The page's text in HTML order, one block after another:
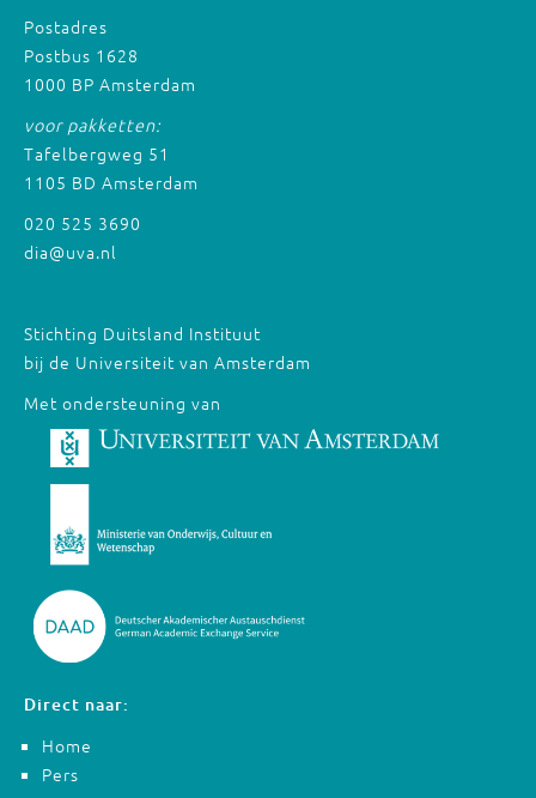
Postadres
Postbus 1628
1000 BP Amsterdam
voor pakketten:
Tafelbergweg 51
1105 BD Amsterdam
020 525 3690
dia@uva.nl
Stichting Duitsland Instituut
bij de Universiteit van Amsterdam
Met ondersteuning van
Direct naar:
Home
Pers